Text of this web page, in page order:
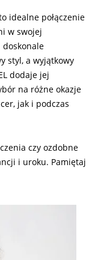
idealne połączenie
w swojej
doskonale
styl, a wyjątkowy
dodaje jej
na różne okazje
jak i podczas
czy ozdobne
i uroku. Pamiętaj